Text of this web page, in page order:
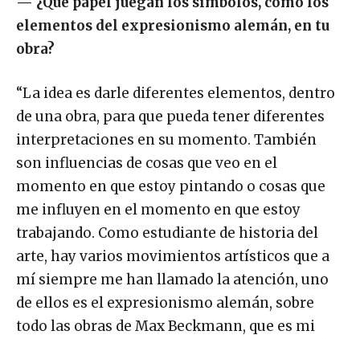
elementos del expresionismo alemán, en tu
obra?
“La idea es darle diferentes elementos, dentro
de una obra, para que pueda tener diferentes
interpretaciones en su momento. También
son influencias de cosas que veo en el
momento en que estoy pintando o cosas que
me influyen en el momento en que estoy
trabajando. Como estudiante de historia del
arte, hay varios movimientos artísticos que a
mí siempre me han llamado la atención, uno
de ellos es el expresionismo alemán, sobre
todo las obras de Max Beckmann, que es mi